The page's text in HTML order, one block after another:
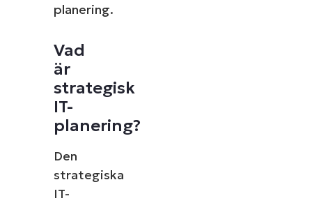
planering.
Vad
är
strategisk
IT-
planering?
Den
strategiska
IT-